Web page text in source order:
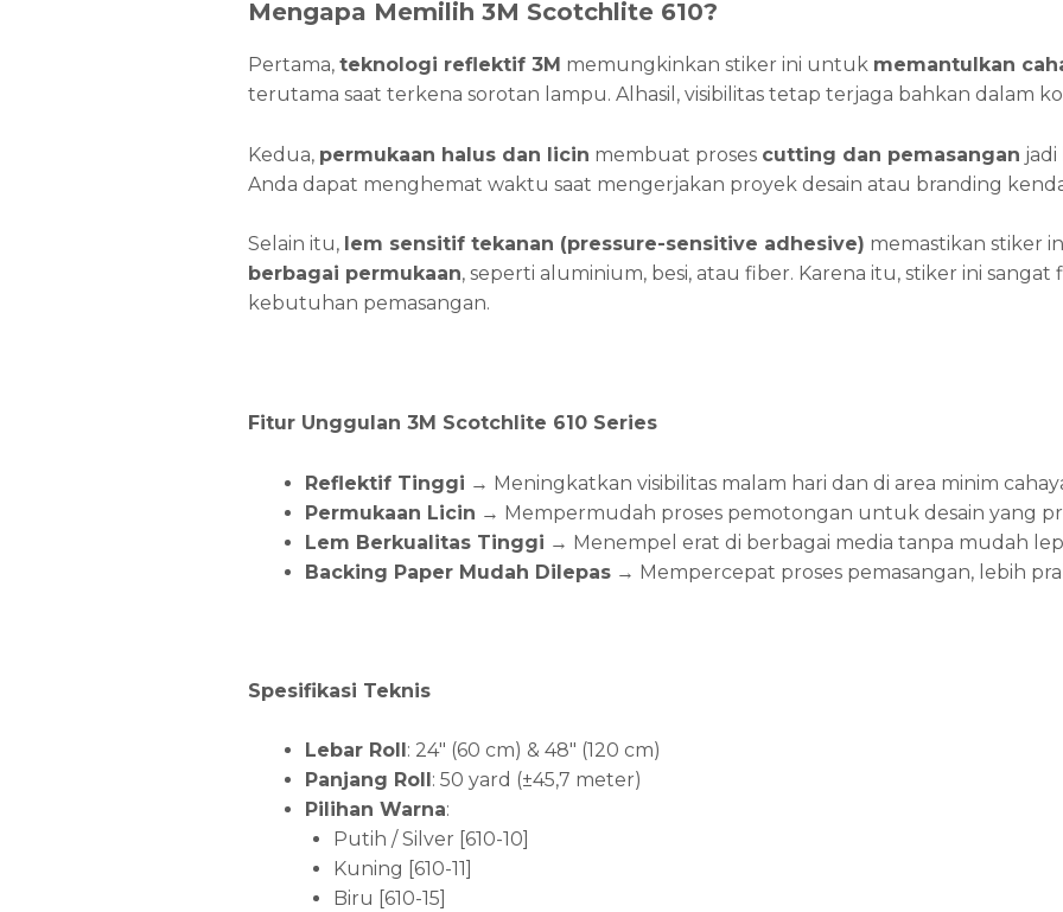
Mengapa Memilih 3M Scotchlite 610?
Pertama, teknologi reflektif 3M memungkinkan stiker ini untuk memantulkan
terutama saat terkena sorotan lampu. Alhasil, visibilitas tetap terjaga bahkan dalam
Kedua, permukaan halus dan licin membuat proses cutting dan pemasangan
Anda dapat menghemat waktu saat mengerjakan proyek desain atau branding
Selain itu, lem sensitif tekanan (pressure-sensitive adhesive) memastikan stiker
berbagai permukaan, seperti aluminium, besi, atau fiber. Karena itu, stiker ini
kebutuhan pemasangan.
Fitur Unggulan 3M Scotchlite 610 Series
Reflektif Tinggi → Meningkatkan visibilitas malam hari dan di area minim
Permukaan Licin → Mempermudah proses pemotongan untuk desain yang
Lem Berkualitas Tinggi → Menempel erat di berbagai media tanpa mudah
Backing Paper Mudah Dilepas→ Mempercepat proses pemasangan, lebih
Spesifikasi Teknis
Lebar Roll : 24″ (60 cm) & 48″ (120 cm)
Panjang Roll : 50 yard (±45,7 meter)
Pilihan Warna:
Putih / Silver [610-10]
Kuning [610-11]
Biru [610-15]